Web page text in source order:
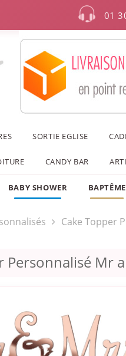
01
SORTIE EGLISE
CANDY BAR
BABY SHOWER BAPTÊME
Cake Topper
Personnalisé Mr